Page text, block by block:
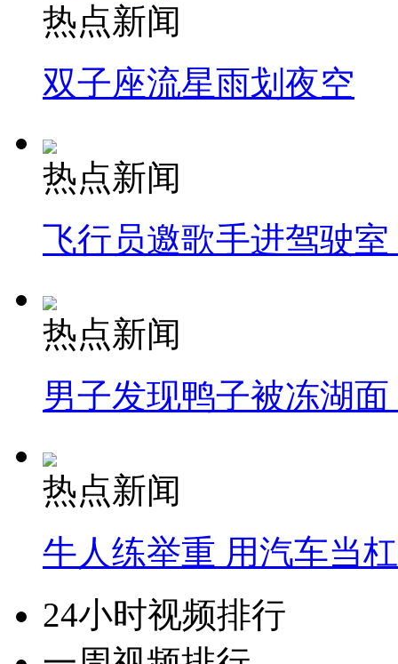
热点新闻
双子座流星雨划夜空
热点新闻
飞行员邀歌手进驾驶
热点新闻
男子发现鸭子被冻湖
热点新闻
牛人练举重 用汽车当
24小时视频排行